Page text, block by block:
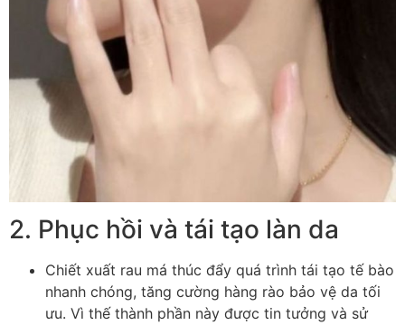
2. Phục hồi và tái tạo làn da
Chiết xuất rau má thúc đẩy quá trình tái tạo tế bào
nhanh chóng, tăng cường hàng rào bảo vệ da tối
ưu. Vì thế thành phần này được tin tưởng và sử